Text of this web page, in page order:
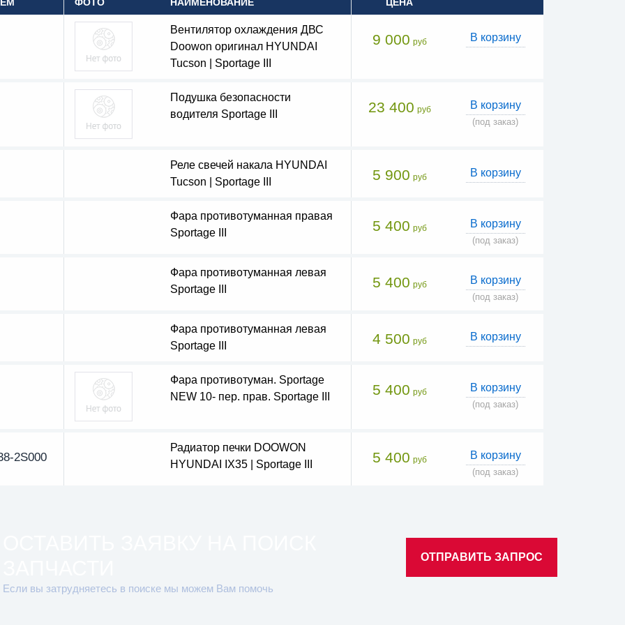
Вентилятор охлаждения ДВС
Doowon оригинал HYUNDAI
Tucson | Sportage III
9 000 руб В корзину
Подушка безопасности
водителя Sportage III
23 400 руб В корзину
(под заказ)
Реле свечей накала HYUNDAI
Tucson | Sportage III
5 900 руб В корзину
Фара противотуманная правая
Sportage III
5 400 руб В корзину
(под заказ)
Фара противотуманная левая
Sportage III
5 400 руб В корзину
(под заказ)
Фара противотуманная левая
Sportage III
4 500 руб В корзину
Фара противотуман. Sportage
NEW 10- пер. прав. Sportage III
5 400 руб В корзину
(под заказ)
2S000
Радиатор печки DOOWON
HYUNDAI IX35 | Sportage III
5 400 руб В корзину
(под заказ)
Если вы затрудняетесь в поиске мы можем Вам помочь
ОТПРАВИТЬ ЗАПРОС